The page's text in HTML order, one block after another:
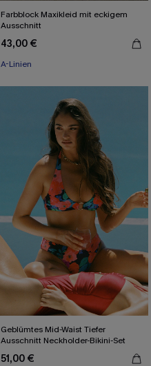
Farbblock Maxikleid mit eckigem
Ausschnitt
43,00 €
A-Linien
Geblümtes Mid-Waist Tiefer
Ausschnitt Neckholder-Bikini-Set
51,00 €